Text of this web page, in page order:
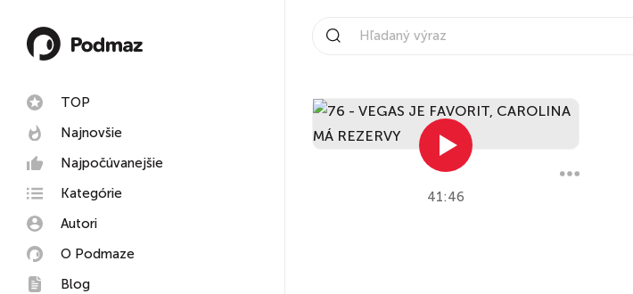
TOP
Najnovšie
Najpočúvanejšie
Kategórie
Autori
O Podmaze
Blog
41:46